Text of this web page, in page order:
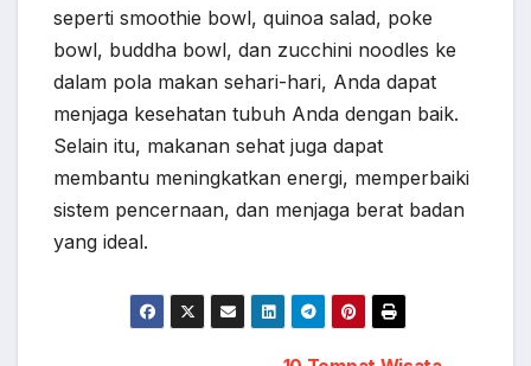
seperti smoothie bowl, quinoa salad, poke
bowl, buddha bowl, dan zucchini noodles ke
dalam pola makan sehari-hari, Anda dapat
menjaga kesehatan tubuh Anda dengan baik.
Selain itu, makanan sehat juga dapat
membantu meningkatkan energi, memperbaiki
sistem pencernaan, dan menjaga berat badan
yang ideal.